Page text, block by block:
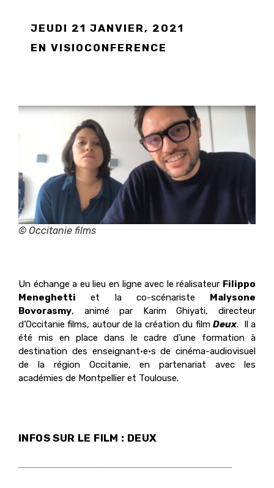
JEUDI 21 JANVIER, 2021
EN VISIOCONFERENCE
© Occitanie films
Un échange a eu lieu en ligne avec le réalisateur Filippo
Meneghetti et la co-scénariste Malysone
Bovorasmy, animé par Karim Ghiyati, directeur
d’Occitanie films, autour de la création du film Deux. Il a
été mis en place dans le cadre d’une formation à
destination des enseignant·e·s de cinéma-audiovisuel
de la région Occitanie, en partenariat avec les
académies de Montpellier et Toulouse.
INFOS SUR LE FILM : DEUX